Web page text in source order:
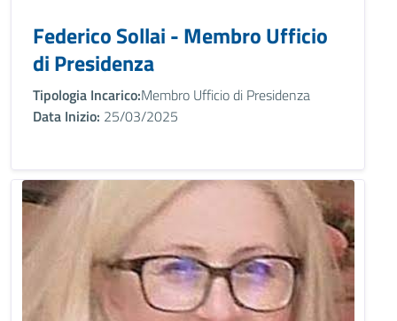
Federico Sollai - Membro Ufficio
di Presidenza
Tipologia Incarico:Membro Ufficio di Presidenza
Data Inizio: 25/03/2025